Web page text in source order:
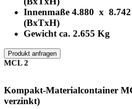
Innenmaße 4.880 x
(BxTxH)
Gewicht ca. 2.655 Kg
Produkt anfragen
MCL 2
Kompakt-Materialcontainer
verzinkt)